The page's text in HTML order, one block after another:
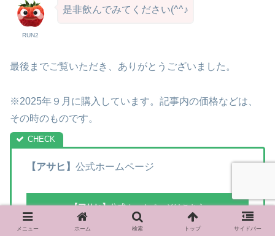
RUN2
是非飲んでみてください(^^♪
最後までご覧いただき、ありがとうございました。
※2025年９月に購入しています。記事内の価格などは、
その時のものです。
【アサヒ】 公式ホームページ
【アサヒ】公式ホームページはこちら
メニュー ホーム 検索 トップ サイドバー